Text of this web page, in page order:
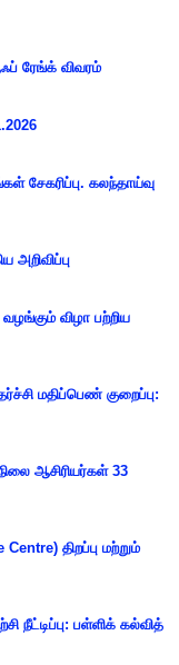
ரேங்க் விவரம்
சேகரிப்பு. கலந்தாய்வு
அறிவிப்பு
விழா பற்றிய
மதிப்பெண் குறைப்பு:
ஆசிரியர்கள் 33
திறப்பு மற்றும்
நீட்டிப்பு: பள்ளிக் கல்வித்